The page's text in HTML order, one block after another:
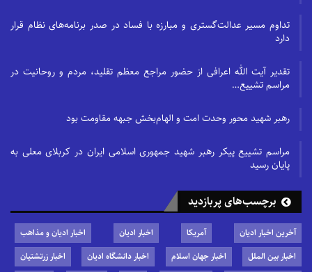
تداوم مسیر عدالت‌گستری و مبارزه با فساد در صدر برنامه‌های نظام قرار
دارد
تقدیر آیت الله اعرافی از حضور مراجع معظم تقلید، مردم و روحانیت در
مراسم تشییع…
رهبر شهید محور وحدت امت و الهام‌بخش جبهه مقاومت بود
مراسم تشییع پیکر رهبر شهید جمهوری اسلامی ایران در کربلای معلی به
پایان رسید
برچسب‌های پربازدید
آخرین اخبار ادیان آمریکا اخبار ادیان
اخبار ادیان و مذاهب
اخبار بین الملل
اخبار جهان اسلام اخبار دانشگاه ادیان
اخبار زرتشتیان